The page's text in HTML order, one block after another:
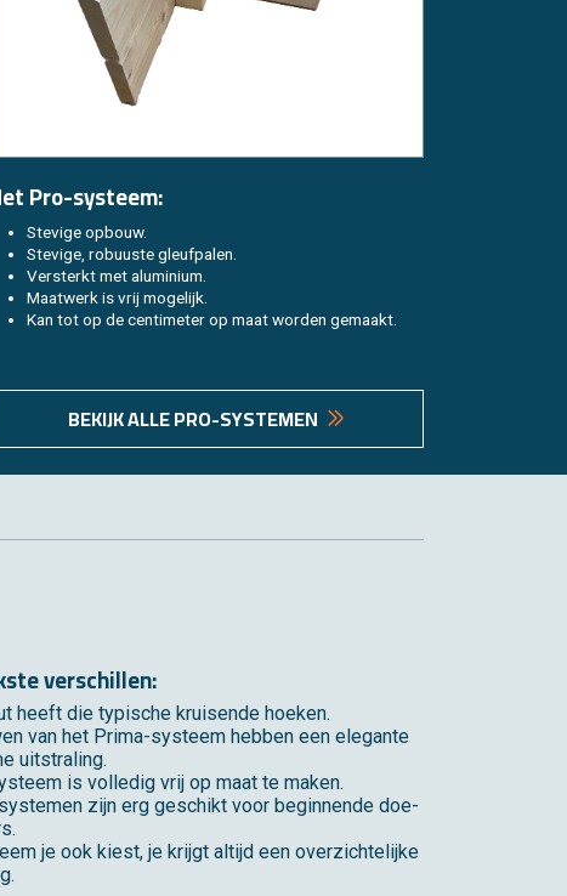
Pro-sys­teem:
Ste­vi­ge op­bouw.
Ste­vi­ge, ro­buus­te gleuf­pa­len.
Ver­sterkt met alu­mi­ni­um.
Maat­werk is vrij mo­ge­lijk.
Kan tot op de cen­ti­me­ter op maat wor­den ge­maakt.
BE­KIJK ALLE PRO-SYS­TE­MEN
ver­schil­len:
heeft die ty­pi­sche krui­sen­de hoe­ken.
van het Prima-sys­teem heb­ben een ele­gan­te
uit­stra­ling.
is vol­le­dig vrij op maat te maken.
zijn erg ge­schikt voor be­gin­nen­de doe-
je ook kiest, je krijgt al­tijd een over­zich­te­lij­ke